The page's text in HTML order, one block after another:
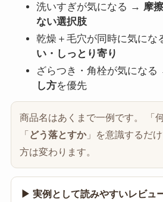
洗いすぎが気になる → 摩
ない選択肢
乾燥＋毛穴が同時に気に
い・しっとり寄り
ざらつき・角栓が気になる
し方を優先
商品名はあくまで一例です。 「
「 どう落とすか」を意識するだ
方は変わります。
▶ 実例として読みやすいレビュ